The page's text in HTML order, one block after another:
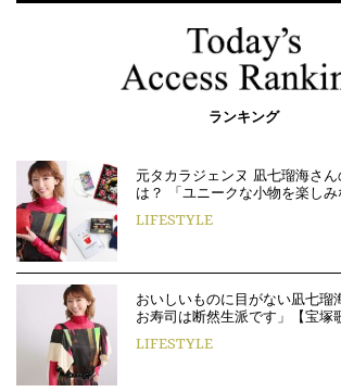
ランキング
元タカラジェンヌ 凪七瑠海さ
は？ 「ユニークな小物を楽し
LIFESTYLE
おいしいものに目がない凪七瑠
お寿司は断然生派です」【宝塚
LIFESTYLE